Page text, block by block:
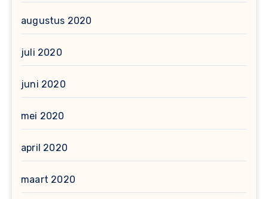
augustus 2020
juli 2020
juni 2020
mei 2020
april 2020
maart 2020